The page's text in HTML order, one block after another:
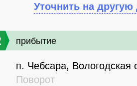
Уточнить на другую
прибытие
п. Чебсара, Вологодская
Поворот